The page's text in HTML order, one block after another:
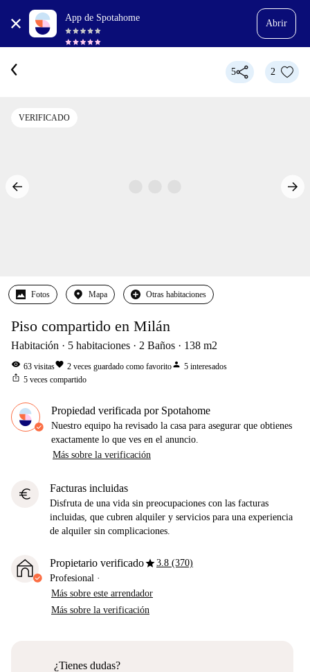
App de Spotahome
Abrir
5 2
VERIFICADO
Fotos Mapa Otras habitaciones
Piso compartido en Milán
Habitación 5 habitaciones 2 Baños 138 m2
visibility 63 visitasfavorite 2 veces guardado como favoritoperson 5 interesados
ios_share 5 veces compartido
Propiedad verificada por Spotahome
Nuestro equipo ha revisado la casa para asegurar que obtienes
exactamente lo que ves en el anuncio.
Más sobre la verificación
euro Facturas incluidas
Disfruta de una vida sin preocupaciones con las facturas
incluidas, que cubren alquiler y servicios para una experiencia
de alquiler sin complicaciones.
Propietario verificadostar3.8 (370)
Profesional ·
Más sobre este arrendador
Más sobre la verificación
¿Tienes dudas?